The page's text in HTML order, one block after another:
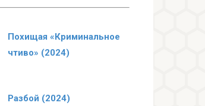
Похищая «Криминальное
чтиво» (2024)
Разбой (2024)